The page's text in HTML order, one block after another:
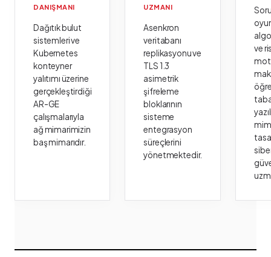
DANIŞMANI
Dağıtık bulut
sistemleri ve
Kubernetes
konteyner
yalıtımı üzerine
gerçekleştirdiği
AR-GE
çalışmalarıyla
ağ mimarimizin
baş mimarıdır.
UZMANI
Asenkron
veritabanı
replikasyonu ve
TLS 1.3
asimetrik
şifreleme
bloklarının
sisteme
entegrasyon
süreçlerini
yönetmektedir.
ve